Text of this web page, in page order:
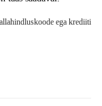
ega krediiti